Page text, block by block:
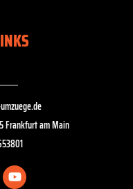
Frankfurt am Main